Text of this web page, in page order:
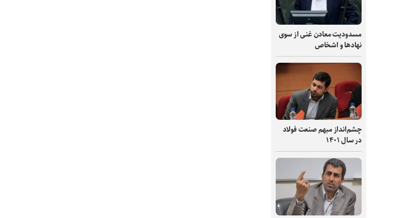
مسدودیت معادن غنی از سوی
نهادها و اشخاص
چشم‌انداز مبهم صنعت فولاد
در سال ۱۴۰۱